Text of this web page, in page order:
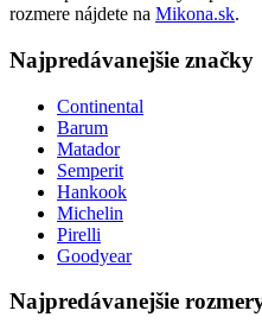
rozmere nájdete na Mikona.sk.
Najpredávanejšie značky
Continental
Barum
Matador
Semperit
Hankook
Michelin
Pirelli
Goodyear
Najpredávanejšie